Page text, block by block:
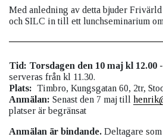
Med anledning av detta bjuder
och SILC in till ett lunchseminarium
Tid: Torsdagen den 10 maj kl 12.00
serveras från kl 11.30.
Plats: Timbro, Kungsgatan 60, 2tr,
Anmälan: Senast den 7 maj till
platser är begränsat
Anmälan är bindande. Deltagare